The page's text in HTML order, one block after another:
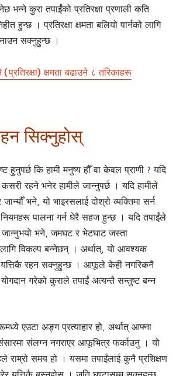
भन्ने कुरा तपाईंको प्रतिरक्षा प्रणाली कति
हुन्छ । प्रतिरक्षा क्षमता बलियो पार्नको लागि
सक्नुहुन्छ ।
क्षमता बढाउने ८ तरिकाहरू
सिक्नुहोस्
हुनुपर्छ कि हामी मनुष्य हौँ वा केवल प्राणी ? यदि
रहने भनेर हामीले जान्नुपर्छ । यदि हामीले
भने, यो भाइरसलाई दोश्रो व्यक्तिमा सर्न
नियमहरू पालना गर्न धेरै सहज हुन्छ । यदि तपाईंले
जान्नुभयो भने, जमघट र भेटघाट जस्ता
विकल्प बन्नेछन् । अर्थात्, यो आवश्यक
यत्तिकै रहन सक्नुहुन्छ । आफूले केही नगरिकनै
योगदान गरेको कुराले तपाईं अत्यन्तै सन्तुष्ट बन्न
एउटा अङ्ग प्रत्याहार हो, अर्थात् आफ्ना
संसारमा संलग्न नगराएर आफूभित्र फर्काउनु । यो
राम्रो समय हो । यसमा तपाईंलाई कुनै प्रशिक्षण